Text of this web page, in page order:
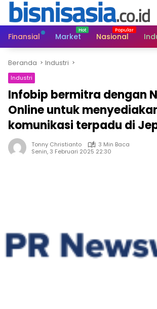
Finansial Market Nasional
Beranda Industri
Industri
Infobip bermitra dengan
Online untuk
komunikasi terpadu di
Tonny Christianto
3 Min Baca
Senin, 3 Februari 2025 22:30